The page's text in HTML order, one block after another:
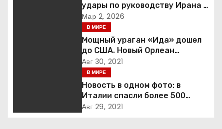
удары по руководству Ирана и
призывает к немедленной
деэскалации
Мар 2, 2026
В МИРЕ
Мощный ураган «Ида» дошел
до США. Новый Орлеан
готовится к удару стихии
Авг 30, 2021
В МИРЕ
Новость в одном фото: в
Италии спасли более 500
мигрантов на рыбацкой лодке
Авг 29, 2021